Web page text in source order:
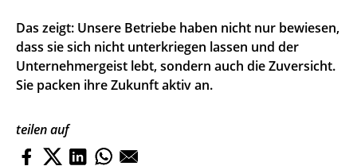
Das zeigt: Unsere Betriebe haben nicht nur bewiesen,
dass sie sich nicht unterkriegen lassen und der
Unternehmergeist lebt, sondern auch die Zuversicht.
Sie packen ihre Zukunft aktiv an.
teilen auf